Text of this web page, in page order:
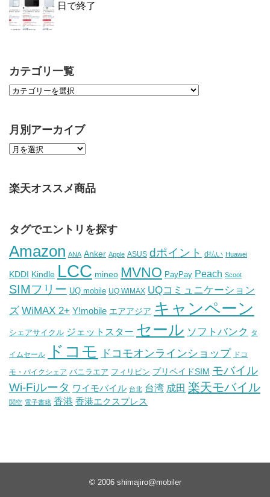
日で終了
カテゴリ一覧
月別アーカイブ
楽天オススメ商品
タグでエントリを探す
Amazon ANA Anker Apple ASUS dポイント d払い Huawei
KDDI Kindle LCC mineo MVNO PayPay Peach Scoot
SIMフリー UQ mobile UQ WiMAX UQコミュニケーション
ズ WiMAX 2+ Y!mobile エアアジア キャンペーン
シェアサイクル ジェットスター セール ソフトバンク タ
イムセール ドコモ ドコモオンラインショップ ドコ
モ・バイクシェア バニラエア フィリピン プリペイドSIM モバイル
Wi-Fiルータ ワイモバイル 台北 台湾 成田 楽天モバイル
関空 電子書籍 香港 香港エクスプレス
© 2006 shimajiro@mobiler